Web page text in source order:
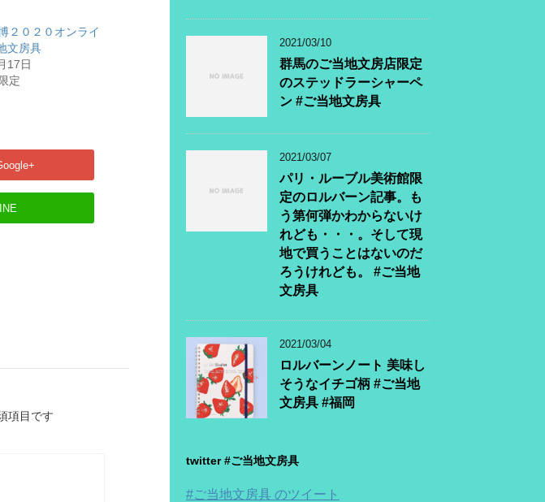
２０２０オンライ
文房具
17日
定
LINE
項目です
2021/03/10
群馬のご当地文房店限定
のステッドラーシャーペ
ン #ご当地文房具
2021/03/07
パリ・ルーブル美術館限
定のロルバーン記事。も
う第何弾かわからないけ
れども・・・。そして現
地で買うことはないのだ
ろうけれども。 #ご当地
文房具
2021/03/04
ロルバーンノート 美味し
そうなイチゴ柄 #ご当地
文房具 #福岡
twitter #ご当地文房具
#ご当地文房具 のツイート